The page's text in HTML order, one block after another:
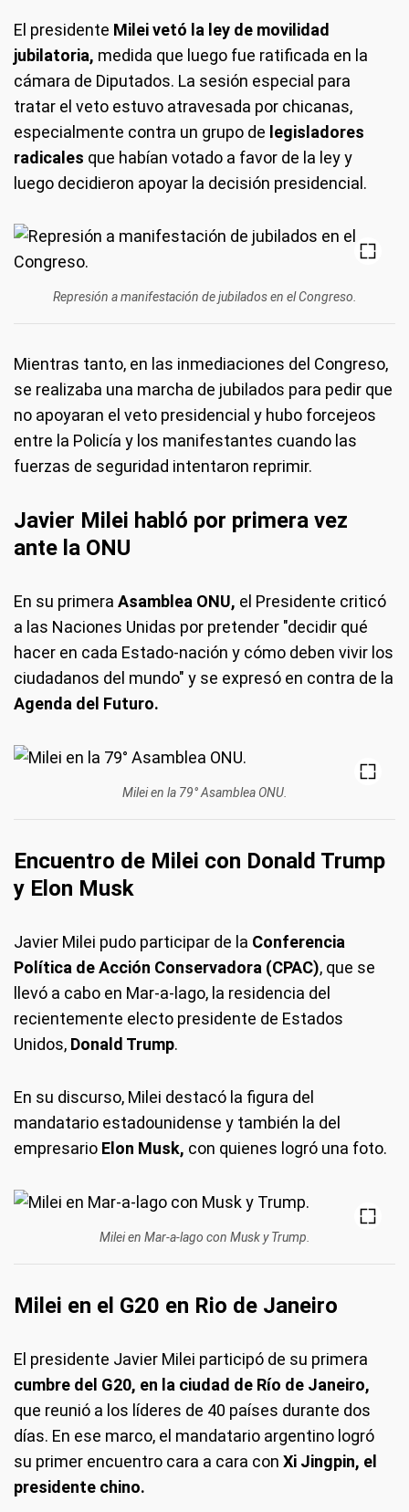
El presidente Milei vetó la ley de movilidad
jubilatoria, medida que luego fue ratificada en la
cámara de Diputados. La sesión especial para
tratar el veto estuvo atravesada por chicanas,
especialmente contra un grupo de legisladores
radicales que habían votado a favor de la ley y
luego decidieron apoyar la decisión presidencial.
Represión a manifestación de jubilados en el Congreso.
Mientras tanto, en las inmediaciones del Congreso,
se realizaba una marcha de jubilados para pedir que
no apoyaran el veto presidencial y hubo forcejeos
entre la Policía y los manifestantes cuando las
fuerzas de seguridad intentaron reprimir.
Javier Milei habló por primera vez
ante la ONU
En su primera Asamblea ONU, el Presidente criticó
a las Naciones Unidas por pretender "decidir qué
hacer en cada Estado-nación y cómo deben vivir los
ciudadanos del mundo" y se expresó en contra de la
Agenda del Futuro.
Milei en la 79° Asamblea ONU.
Encuentro de Milei con Donald Trump
y Elon Musk
Javier Milei pudo participar de la Conferencia
Política de Acción Conservadora (CPAC), que se
llevó a cabo en Mar-a-lago, la residencia del
recientemente electo presidente de Estados
Unidos, Donald Trump.
En su discurso, Milei destacó la figura del
mandatario estadounidense y también la del
empresario Elon Musk, con quienes logró una foto.
Milei en Mar-a-lago con Musk y Trump.
Milei en el G20 en Rio de Janeiro
El presidente Javier Milei participó de su primera
cumbre del G20, en la ciudad de Río de Janeiro,
que reunió a los líderes de 40 países durante dos
días. En ese marco, el mandatario argentino logró
su primer encuentro cara a cara con Xi Jingpin, el
presidente chino.